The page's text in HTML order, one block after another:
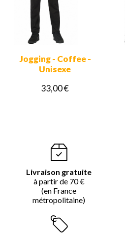
Jogging - Coffee -
Unisexe
33,00 €
Livraison gratuite
à partir de 70 €
(en France
métropolitaine)